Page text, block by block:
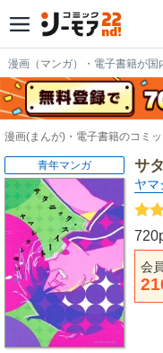
漫画（マンガ）・電子書籍が国
漫画(まんが)・電子書籍のコミ
サ
ヤマ
会
青年マンガ